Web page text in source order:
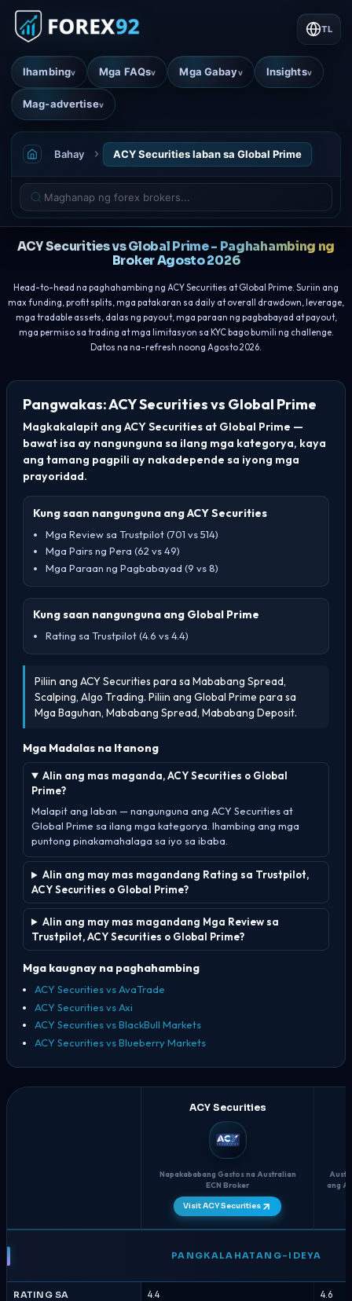
Ihambingv Mga FAQsv Mga Gabayv Insightsv
Mag-advertisev
TL
Bahay ACY Securities laban sa Global Prime
ACY Securities vs Global Prime - Paghahambing ng
Broker Agosto 2026
Head-to-head na paghahambing ng ACY Securities at Global Prime. Suriin ang
max funding, profit splits, mga patakaran sa daily at overall drawdown, leverage,
mga tradable assets, dalas ng payout, mga paraan ng pagbabayad at payout,
mga permiso sa trading at mga limitasyon sa KYC bago bumili ng challenge.
Datos na na-refresh noong Agosto 2026.
Pangwakas: ACY Securities vs Global Prime
Magkakalapit ang ACY Securities at Global Prime —
bawat isa ay nangunguna sa ilang mga kategorya, kaya
ang tamang pagpili ay nakadepende sa iyong mga
prayoridad.
Kung saan nangunguna ang ACY Securities
Mga Review sa Trustpilot (701 vs 514)
Mga Pairs ng Pera (62 vs 49)
Mga Paraan ng Pagbabayad (9 vs 8)
Kung saan nangunguna ang Global Prime
Rating sa Trustpilot (4.6 vs 4.4)
Piliin ang ACY Securities para sa Mababang Spread,
Scalping, Algo Trading. Piliin ang Global Prime para sa
Mga Baguhan, Mababang Spread, Mababang Deposit.
Mga Madalas na Itanong
Alin ang mas maganda, ACY Securities o Global
Prime?
Malapit ang laban — nangunguna ang ACY Securities at
Global Prime sa ilang mga kategorya. Ihambing ang mga
puntong pinakamahalaga sa iyo sa ibaba.
Alin ang may mas magandang Rating sa Trustpilot,
ACY Securities o Global Prime?
Alin ang may mas magandang Mga Review sa
Trustpilot, ACY Securities o Global Prime?
Mga kaugnay na paghahambing
ACY Securities vs AvaTrade
ACY Securities vs Axi
ACY Securities vs BlackBull Markets
ACY Securities vs Blueberry Markets
Securities
vs
Global
ACY Securities
Napakababang Gastos na Australian
ECN Broker
Visit ACY Securities
ang
PANGKALAHATANG-IDEYA
RATING SA
4.4 4.6